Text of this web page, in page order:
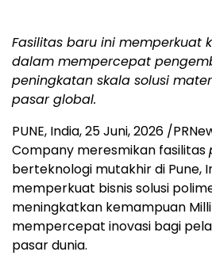
Fasilitas baru ini memperkuat
dalam mempercepat
peningkatan skala solusi
pasar global.
PUNE, India,25 Juni, 2026 /
Company meresmikan fasilitas
berteknologi mutakhir di Pune,
memperkuat bisnis solusi
meningkatkan kemampuan
mempercepat inovasi bagi
pasar dunia.